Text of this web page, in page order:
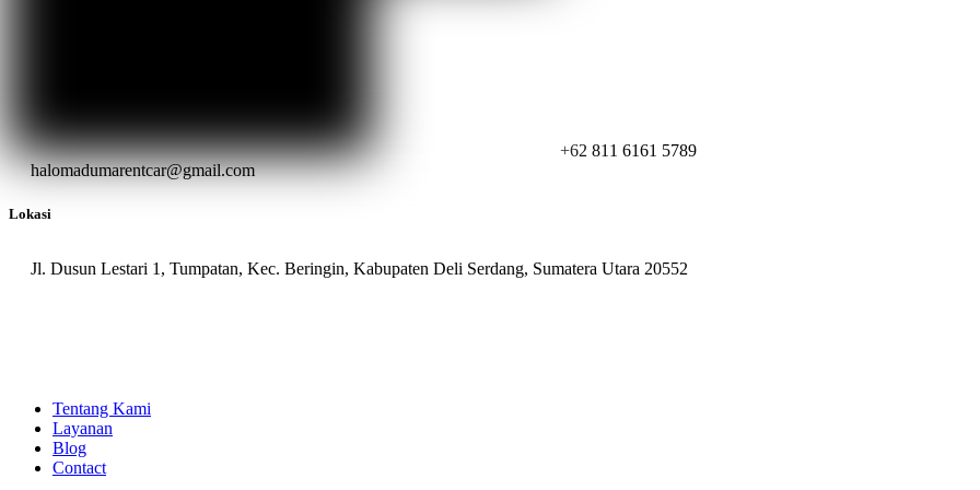
+62 811 6161 5789
halomadumarentcar@gmail.com
Lokasi
Jl. Dusun Lestari 1, Tumpatan, Kec. Beringin, Kabupaten Deli Serdang, Sumatera Utara 20552
Tentang Kami
Layanan
Blog
Contact